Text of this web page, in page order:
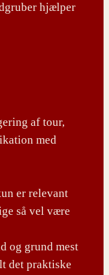
hjælper
af tour,
med
er relevant
så vel være
og grund mest
det praktiske